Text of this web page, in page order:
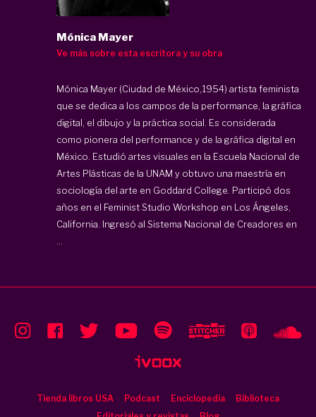
Mónica Mayer
Ve más sobre esta escritora y su obra
Mónica Mayer (Ciudad de México,1954) artista feminista
que se dedica a los campos de la performance, la gráfica
digital, el dibujo y la práctica social. Es considerada
como pionera del performance y de la gráfica digital en
México. Estudió artes visuales en la Escuela Nacional de
Artes Plásticas de la UNAM y obtuvo una maestría en
sociología del arte en Goddard College. Participó dos
años en el Feminist Studio Workshop en Los Ángeles,
California. Ingresó al Sistema Nacional de Creadores en
Tienda libros USA Podcast Enciclopedia
Biblioteca